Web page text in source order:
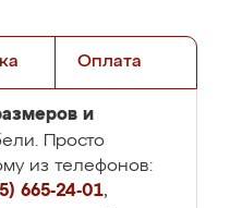
Оплата
и
Просто
из телефонов:
665-24-01,